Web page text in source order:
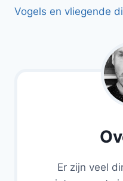
Vogels en vliegende
Er zijn veel